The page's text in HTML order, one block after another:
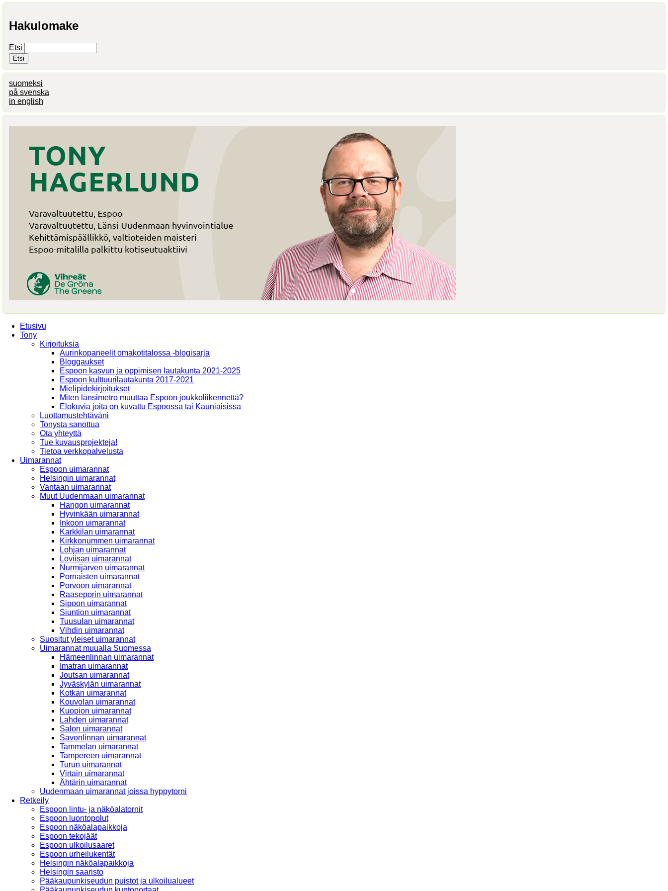
Hakulomake
Etsi
suomeksi
på svenska
in english
Etusivu
Tony
Kirjoituksia
Aurinkopaneelit omakotitalossa -blogisarja
Bloggaukset
Espoon kasvun ja oppimisen lautakunta 2021-2025
Espoon kulttuurilautakunta 2017-2021
Mielipidekirjoitukset
Miten länsimetro muuttaa Espoon joukkoliikennettä?
Elokuvia joita on kuvattu Espoossa tai Kauniaisissa
Luottamustehtäväni
Tonysta sanottua
Ota yhteyttä
Tue kuvausprojekteja!
Tietoa verkkopalvelusta
Uimarannat
Espoon uimarannat
Helsingin uimarannat
Vantaan uimarannat
Muut Uudenmaan uimarannat
Hangon uimarannat
Hyvinkään uimarannat
Inkoon uimarannat
Karkkilan uimarannat
Kirkkonummen uimarannat
Lohjan uimarannat
Loviisan uimarannat
Nurmijärven uimarannat
Pornaisten uimarannat
Porvoon uimarannat
Raaseporin uimarannat
Sipoon uimarannat
Siuntion uimarannat
Tuusulan uimarannat
Vihdin uimarannat
Suositut yleiset uimarannat
Uimarannat muualla Suomessa
Hämeenlinnan uimarannat
Imatran uimarannat
Joutsan uimarannat
Jyväskylän uimarannat
Kotkan uimarannat
Kouvolan uimarannat
Kuopion uimarannat
Lahden uimarannat
Salon uimarannat
Savonlinnan uimarannat
Tammelan uimarannat
Tampereen uimarannat
Turun uimarannat
Virtain uimarannat
Ähtärin uimarannat
Uudenmaan uimarannat joissa hyppytorni
Retkeily
Espoon lintu- ja näköalatornit
Espoon luontopolut
Espoon näköalapaikkoja
Espoon tekojäät
Espoon ulkoilusaaret
Espoon urheilukentät
Helsingin näköalapaikkoja
Helsingin saaristo
Pääkaupunkiseudun puistot ja ulkoilualueet